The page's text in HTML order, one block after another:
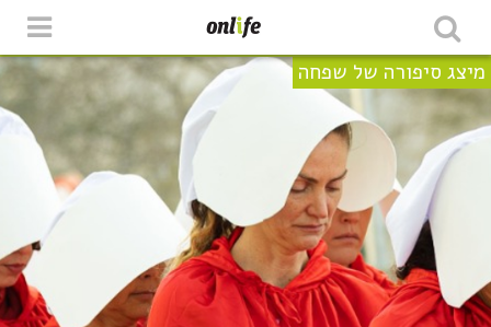
מיצג סיפורה של שפחה